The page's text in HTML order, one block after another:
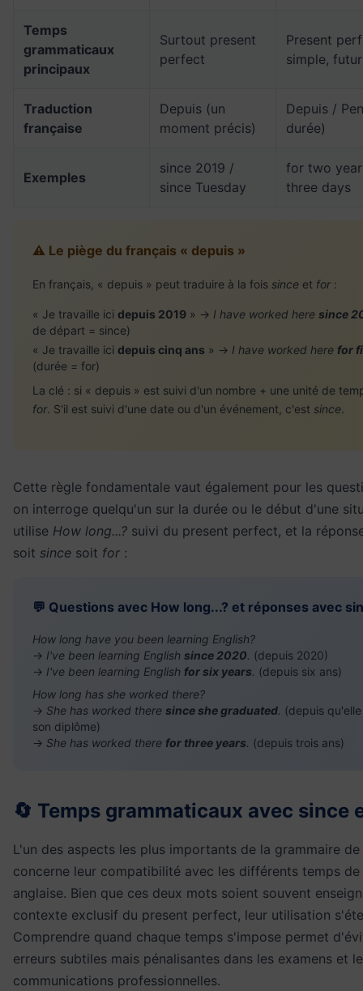
Temps
grammaticaux
principaux
Surtout present
perfect
Present
simple, futur
Traduction
française
Depuis (un
moment précis)
Depuis /
durée)
Exemples
since 2019 /
since Tuesday
for two
three days
⚠️ Le piège du français « depuis »
En français, « depuis » peut traduire à la fois since et for :
« Je travaille ici depuis 2019 » → I have worked here since
de départ = since)
« Je travaille ici depuis cinq ans » → I have worked here for
(durée = for)
La clé : si « depuis » est suivi d'un nombre + une unité de
for. S'il est suivi d'une date ou d'un événement, c'est since.
Cette règle fondamentale vaut également pour les
on interroge quelqu'un sur la durée ou le début d'une
utilise How long...? suivi du present perfect, et la
soit since soit for :
💬 Questions avec How long...? et réponses avec
How long have you been learning English?
→ I've been learning English since 2020. (depuis 2020)
→ I've been learning English for six years. (depuis six ans)
How long has she worked there?
→ She has worked there since she graduated. (depuis
son diplôme)
→ She has worked there for three years. (depuis trois ans)
🔄 Temps grammaticaux avec since
L'un des aspects les plus importants de la grammaire de
concerne leur compatibilité avec les différents temps de
anglaise. Bien que ces deux mots soient souvent
contexte exclusif du present perfect, leur utilisation
Comprendre quand chaque temps s'impose permet
erreurs subtiles mais pénalisantes dans les examens et
communications professionnelles.